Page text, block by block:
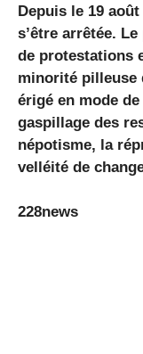
Depuis le 19
s’être arrêtée.
de protestations
minorité pilleuse
érigé en mode
gaspillage des
népotisme, la
velléité de
228news